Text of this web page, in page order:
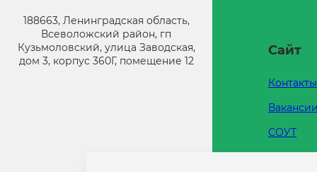
188663, Ленинградская область,
Всеволожский район, гп
Кузьмоловский, улица Заводская,
дом 3, корпус 360Г, помещение 12
Сайт
Контакты
Вакансии
СОУТ